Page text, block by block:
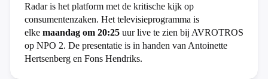
Radar is het platform met de kritische kijk op
consumentenzaken. Het televisieprogramma is
elke maandag om 20:25 uur live te zien bij AVROTROS
op NPO 2. De presentatie is in handen van Antoinette
Hertsenberg en Fons Hendriks.